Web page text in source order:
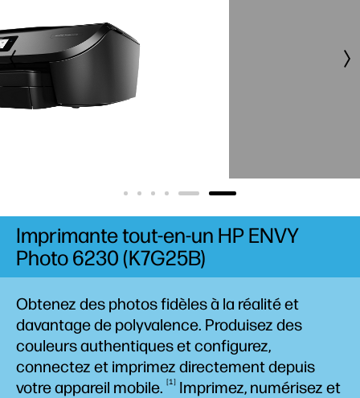
Accessoires
Assistance
Obtenez des photos fidèles à la réalité et
davantage de polyvalence. Produisez des
couleurs authentiques et configurez,
connectez et imprimez directement depuis
votre appareil mobile. 1
Imprimez, numérisez et
Imprimante tout-en-un HP ENVY
Photo 6230 (K7G25B)